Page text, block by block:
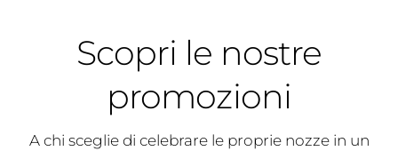
Scopri le nostre
promozioni
A chi sceglie di celebrare le proprie nozze in un